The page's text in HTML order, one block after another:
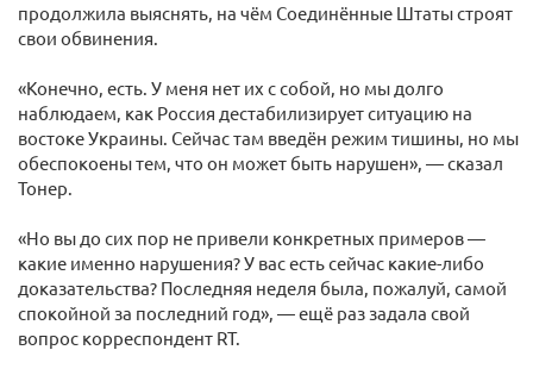
продолжила выяснять, на чём Соединённые Штаты строят
свои обвинения.
«Конечно, есть. У меня нет их с собой, но мы долго
наблюдаем, как Россия дестабилизирует ситуацию на
востоке Украины. Сейчас там введён режим тишины, но мы
обеспокоены тем, что он может быть нарушен», — сказал
Тонер.
«Но вы до сих пор не привели конкретных примеров —
какие именно нарушения? У вас есть сейчас какие-либо
доказательства? Последняя неделя была, пожалуй, самой
спокойной за последний год», — ещё раз задала свой
вопрос корреспондент RT.